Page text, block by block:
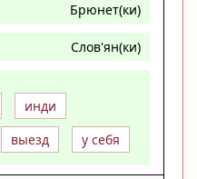
Брюнет(ки)
Слов'ян(ки)
инди
выезд у себя